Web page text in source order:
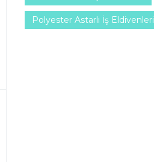
Polyester Astarlı İş Eldivenleri